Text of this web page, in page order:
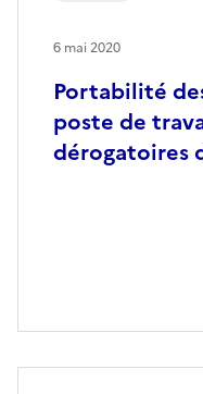
Portabilité
poste de
dérogatoires
6 mai 2020